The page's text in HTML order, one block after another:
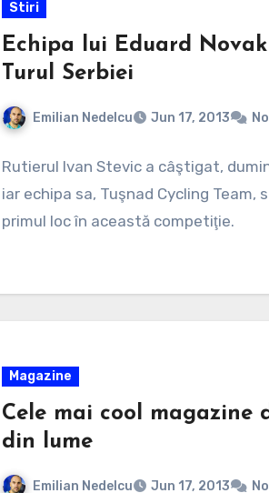
Stiri
Echipa lui Eduard
Turul Serbiei
Emilian Nedelcu Jun 17, 2013
Rutierul Ivan Stevic a câştigat,
iar echipa sa, Tuşnad Cycling Team,
primul loc în această competiţie.
Magazine
Cele mai cool magazine
din lume
Emilian Nedelcu Jun 17, 2013